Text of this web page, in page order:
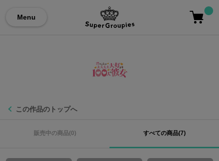
Menu
この作品のトップへ
販売中の商品(0) すべての商品(7)